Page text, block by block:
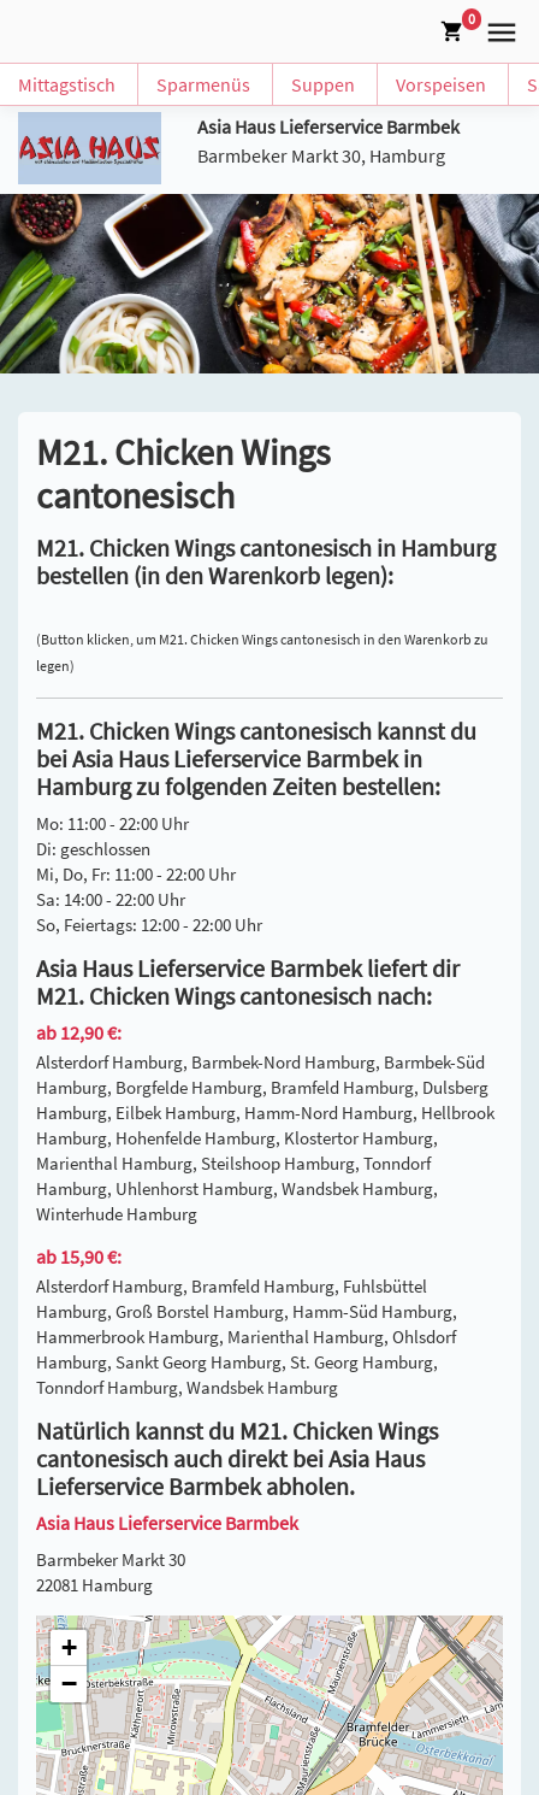
0
Mittagstisch Sparmenüs Suppen Vorspeisen
Asia Haus Lieferservice Barmbek
Barmbeker Markt 30, Hamburg
M21. Chicken Wings
cantonesisch
M21. Chicken Wings cantonesisch in Hamburg
bestellen (in den Warenkorb legen):
(Button klicken, um M21. Chicken Wings cantonesisch in den Warenkorb zu
legen)
M21. Chicken Wings cantonesisch kannst du
bei Asia Haus Lieferservice Barmbek in
Hamburg zu folgenden Zeiten bestellen:
Mo: 11:00 - 22:00 Uhr
Di: geschlossen
Mi, Do, Fr: 11:00 - 22:00 Uhr
Sa: 14:00 - 22:00 Uhr
So, Feiertags: 12:00 - 22:00 Uhr
Asia Haus Lieferservice Barmbek liefert dir
M21. Chicken Wings cantonesisch nach:
ab 12,90 €:
Alsterdorf Hamburg, Barmbek-Nord Hamburg, Barmbek-Süd
Hamburg, Borgfelde Hamburg, Bramfeld Hamburg, Dulsberg
Hamburg, Eilbek Hamburg, Hamm-Nord Hamburg, Hellbrook
Hamburg, Hohenfelde Hamburg, Klostertor Hamburg,
Marienthal Hamburg, Steilshoop Hamburg, Tonndorf
Hamburg, Uhlenhorst Hamburg, Wandsbek Hamburg,
Winterhude Hamburg
ab 15,90 €:
Alsterdorf Hamburg, Bramfeld Hamburg, Fuhlsbüttel
Hamburg, Groß Borstel Hamburg, Hamm-Süd Hamburg,
Hammerbrook Hamburg, Marienthal Hamburg, Ohlsdorf
Hamburg, Sankt Georg Hamburg, St. Georg Hamburg,
Tonndorf Hamburg, Wandsbek Hamburg
Natürlich kannst du M21. Chicken Wings
cantonesisch auch direkt bei Asia Haus
Lieferservice Barmbek abholen.
Asia Haus Lieferservice Barmbek
Barmbeker Markt 30
22081 Hamburg
+
−